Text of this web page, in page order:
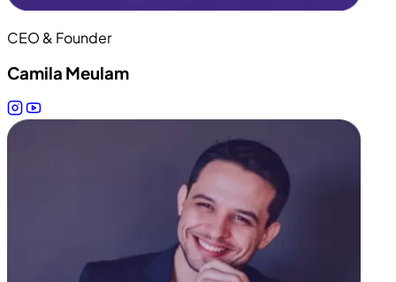
CEO & Founder
Camila Meulam